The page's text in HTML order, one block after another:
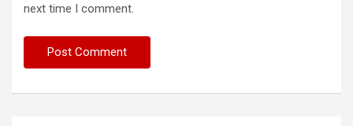
next time I comment.